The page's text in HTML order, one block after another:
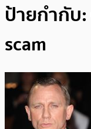
ป้ายกำกับ:
scam